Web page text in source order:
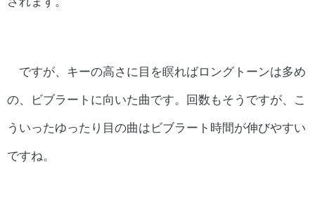
ですが、キーの高さに目を瞑ればロングトーンは多め
の、ビブラートに向いた曲です。回数もそうですが、こ
ういったゆったり目の曲はビブラート時間が伸びやすい
ですね。